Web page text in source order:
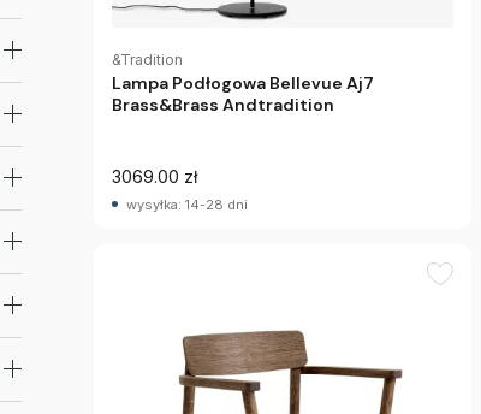
&Tradition
Lampa Podłogowa Bellevue Aj7
Brass&Brass Andtradition
3069.00 zł
wysyłka: 14-28 dni